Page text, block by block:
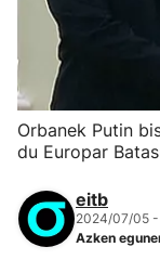
Orbanek Putin
du Europar
eitb
2024/07/05
Azken